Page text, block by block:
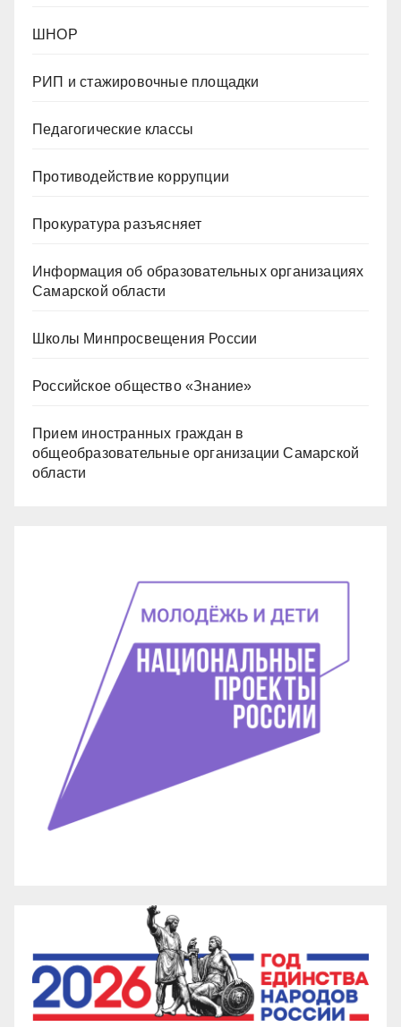
ШНОР
РИП и стажировочные площадки
Педагогические классы
Противодействие коррупции
Прокуратура разъясняет
Информация об образовательных организациях
Самарской области
Школы Минпросвещения России
Российское общество «Знание»
Прием иностранных граждан в
общеобразовательные организации Самарской
области